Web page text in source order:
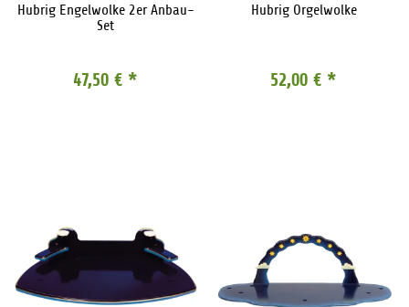
Hubrig Engelwolke 2er Anbau-
Set
47,50 € *
Hubrig Orgelwolke
52,00 € *